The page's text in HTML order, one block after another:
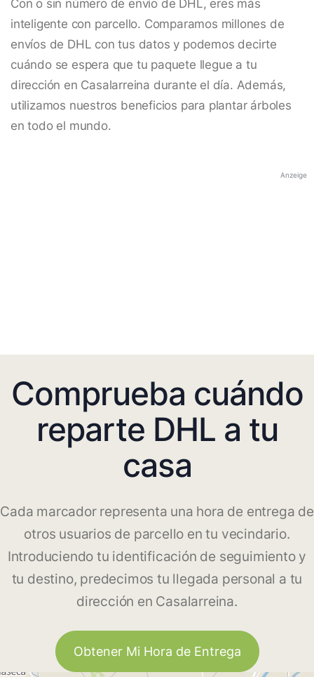
Con o sin número de envío de DHL, eres más
inteligente con parcello. Comparamos millones de
envíos de DHL con tus datos y podemos decirte
cuándo se espera que tu paquete llegue a tu
dirección en Casalarreina durante el día. Además,
utilizamos nuestros beneficios para plantar árboles
en todo el mundo.
Anzeige
Comprueba cuándo
reparte DHL a tu
casa
Cada marcador representa una hora de entrega de
otros usuarios de parcello en tu vecindario.
Introduciendo tu identificación de seguimiento y
tu destino, predecimos tu llegada personal a tu
dirección en Casalarreina.
Obtener Mi Hora de Entrega